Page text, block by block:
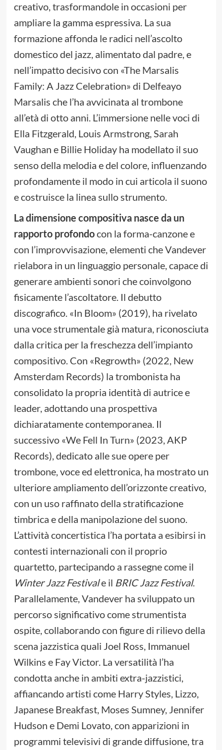
creativo, trasformandole in occasioni per
ampliare la gamma espressiva. La sua
formazione affonda le radici nell’ascolto
domestico del jazz, alimentato dal padre, e
nell’impatto decisivo con «The Marsalis
Family: A Jazz Celebration» di Delfeayo
Marsalis che l’ha avvicinata al trombone
all’età di otto anni. L’immersione nelle voci di
Ella Fitzgerald, Louis Armstrong, Sarah
Vaughan e Billie Holiday ha modellato il suo
senso della melodia e del colore, influenzando
profondamente il modo in cui articola il suono
e costruisce la linea sullo strumento.
La dimensione compositiva nasce da un
rapporto profondocon la forma-canzone e
con l’improvvisazione, elementi che Vandever
rielabora in un linguaggio personale, capace di
generare ambienti sonori che coinvolgono
fisicamente l’ascoltatore. Il debutto
discografico. «In Bloom» (2019), ha rivelato
una voce strumentale già matura, riconosciuta
dalla critica per la freschezza dell’impianto
compositivo. Con «Regrowth» (2022, New
Amsterdam Records) la trombonista ha
consolidato la propria identità di autrice e
leader, adottando una prospettiva
dichiaratamente contemporanea. Il
successivo «We Fell In Turn» (2023, AKP
Records), dedicato alle sue opere per
trombone, voce ed elettronica, ha mostrato un
ulteriore ampliamento dell’orizzonte creativo,
con un uso raffinato della stratificazione
timbrica e della manipolazione del suono.
L’attività concertistica l’ha portata a esibirsi in
contesti internazionali con il proprio
quartetto, partecipando a rassegne come il
Winter Jazz Festivale il BRIC Jazz Festival.
Parallelamente, Vandever ha sviluppato un
percorso significativo come strumentista
ospite, collaborando con figure di rilievo della
scena jazzistica quali Joel Ross, Immanuel
Wilkins e Fay Victor. La versatilità l’ha
condotta anche in ambiti extra-jazzistici,
affiancando artisti come Harry Styles, Lizzo,
Japanese Breakfast, Moses Sumney, Jennifer
Hudson e Demi Lovato, con apparizioni in
programmi televisivi di grande diffusione, tra